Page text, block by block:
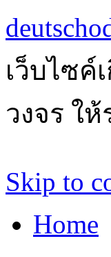
เว็บไซ
วงจร ใ
Skip to
Home